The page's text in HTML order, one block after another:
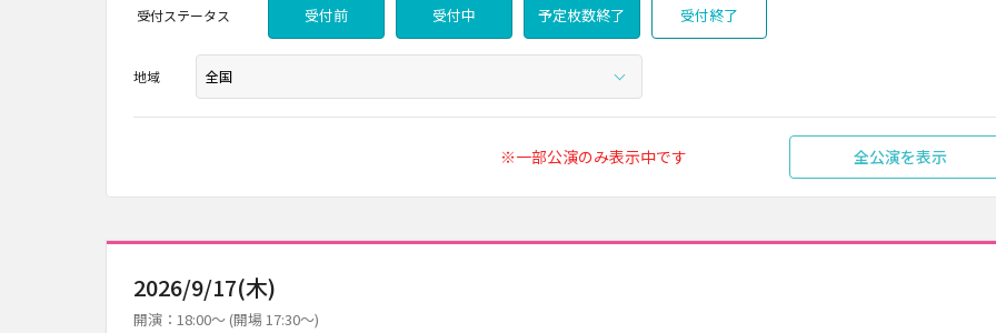
受付ステータス 受付前 受付中 予定枚数終了 受付終了
地域
※一部公演のみ表示中です 全公演を表示
2026/9/17(木)
開演：18:00～ (開場 17:30～)